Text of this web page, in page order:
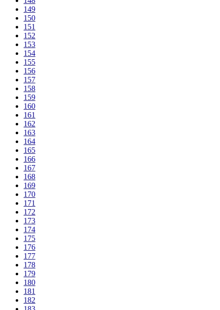
149
150
151
152
153
154
155
156
157
158
159
160
161
162
163
164
165
166
167
168
169
170
171
172
173
174
175
176
177
178
179
180
181
182